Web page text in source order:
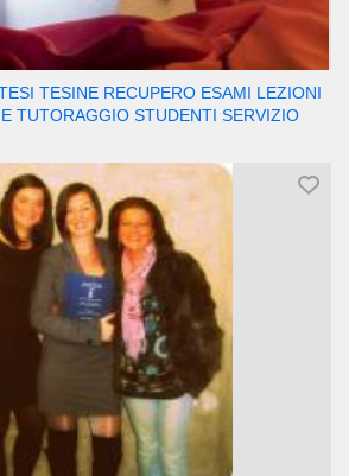
TESINE RECUPERO ESAMI LEZIONI
TUTORAGGIO STUDENTI SERVIZIO